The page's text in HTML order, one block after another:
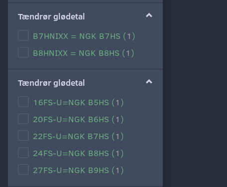
Tændrør glødetal
B7HNIXX = NGK B7HS (1 )
B8HNIXX = NGK B8HS (1 )
Tændrør glødetal
16FS-U=NGK B5HS (1 )
20FS-U=NGK B6HS (1 )
22FS-U=NGK B7HS (1 )
24FS-U=NGK B8HS (1 )
27FS-U=NGK B9HS (1 )